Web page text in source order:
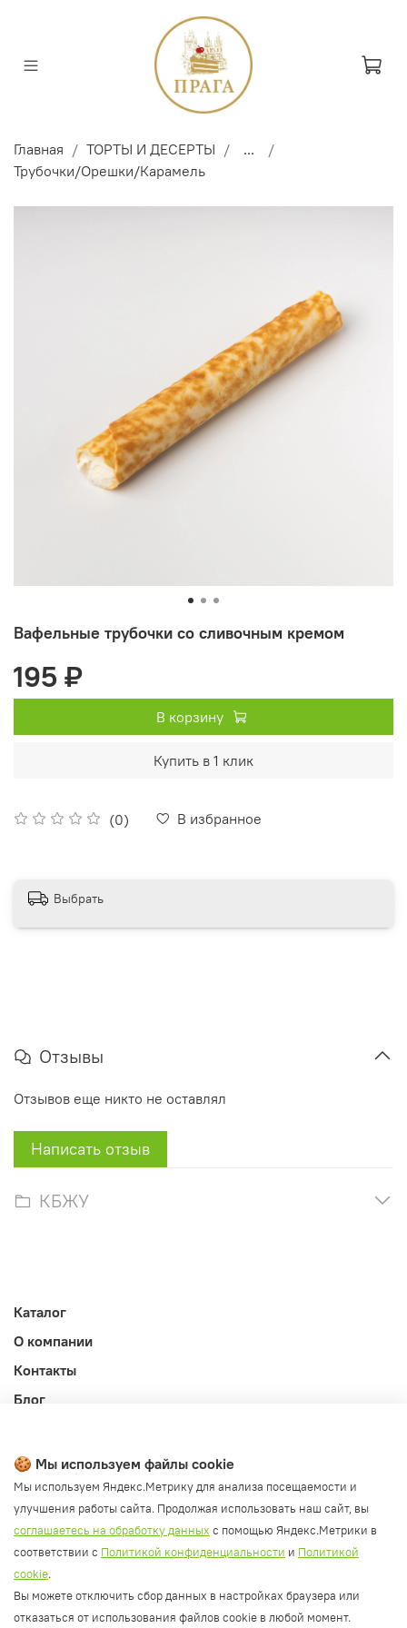
Главная ТОРТЫ И ДЕСЕРТЫ
...
Трубочки/Орешки/Карамель
Вафельные трубочки со сливочным кремом
(0) В избранное
195 ₽
В корзину
Купить в 1 клик
Выбрать
Отзывы
Отзывов еще никто не оставлял
Написать отзыв
КБЖУ
Каталог
О компании
Контакты
Блог
Публичная оферта
Политика конфиденциальности и обработки ПД
Согласие на обработку ПД
Согласие на рассылку
Согласие на обработку cookie файлов
Политика cookie
🍪 Мы используем файлы cookie
Мы используем Яндекс.Метрику для анализа посещаемости и
улучшения работы сайта. Продолжая использовать наш сайт, вы
соглашаетесь на обработку данных с помощью Яндекс.Метрики в
соответствии с Политикой конфиденциальности и Политикой
cookie.
Вы можете отключить сбор данных в настройках браузера или
отказаться от использования файлов cookie в любой момент.